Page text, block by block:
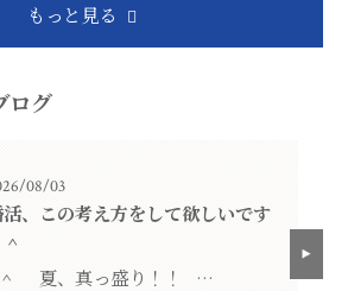
もっと見る
ログ
08/03
、この考え方をして欲しいです
＾ 夏、真っ盛り！！ …